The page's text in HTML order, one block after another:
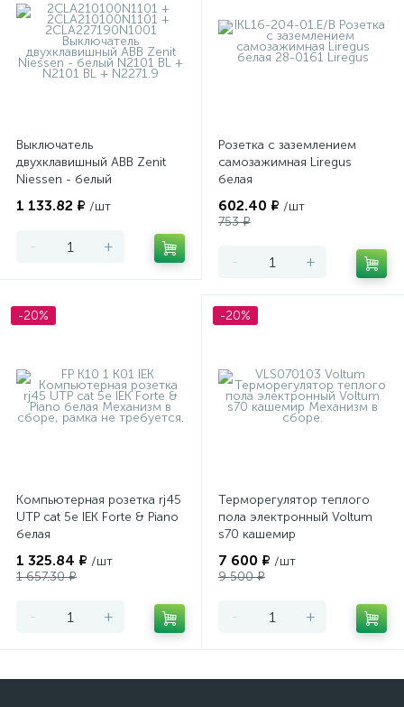
Выключатель
двухклавишный ABB Zenit
Niessen - белый
1 133.82 ₽ /шт
- +
Розетка с заземлением
самозажимная Liregus
белая
602.40 ₽ /шт
753 ₽
- +
-20%
Компьютерная розетка rj45
UTP cat 5e IEK Forte & Piano
белая
1 325.84 ₽ /шт
1 657.30 ₽
- +
-20%
Терморегулятор теплого
пола электронный Voltum
s70 кашемир
7 600 ₽ /шт
9 500 ₽
- +